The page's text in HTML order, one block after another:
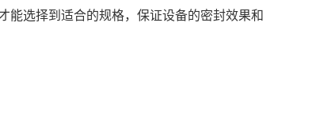
能选择到适合的规格，保证设备的密封效果和